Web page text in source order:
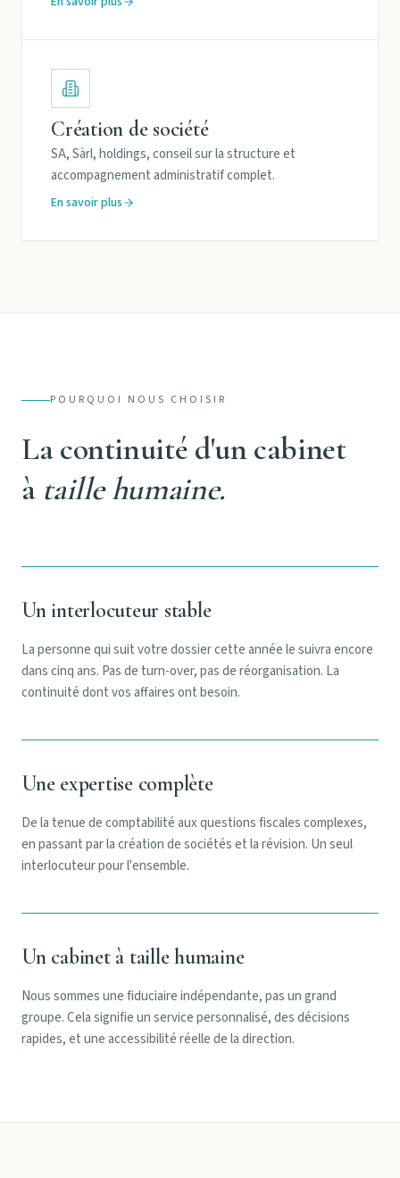
Création de société
SA, Sàrl, holdings, conseil sur la structure et
accompagnement administratif complet.
En savoir plus
POURQUOI NOUS CHOISIR
La continuité d'un cabinet
à taille humaine.
Un interlocuteur stable
La personne qui suit votre dossier cette année le suivra encore
dans cinq ans. Pas de turn-over, pas de réorganisation. La
continuité dont vos affaires ont besoin.
Une expertise complète
De la tenue de comptabilité aux questions fiscales complexes,
en passant par la création de sociétés et la révision. Un seul
interlocuteur pour l'ensemble.
Un cabinet à taille humaine
Nous sommes une fiduciaire indépendante, pas un grand
groupe. Cela signifie un service personnalisé, des décisions
rapides, et une accessibilité réelle de la direction.